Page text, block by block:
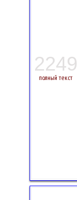
2249
полный текст